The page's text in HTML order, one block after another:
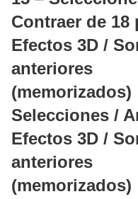
Contraer de 18
Efectos 3D /
anteriores
(memorizados)
Selecciones /
Efectos 3D /
anteriores
(memorizados)